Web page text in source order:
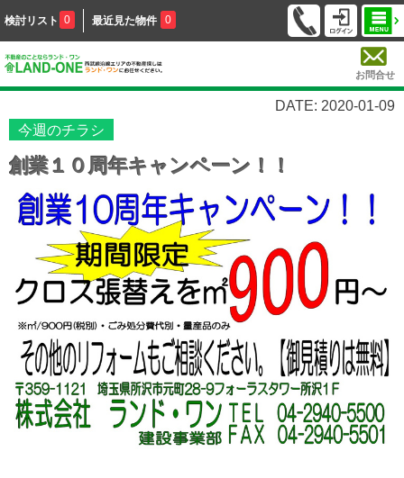
検討リスト 0 最近見た物件 0
お問合せ
DATE: 2020-01-09
今週のチラシ
創業１０周年キャンペーン！！